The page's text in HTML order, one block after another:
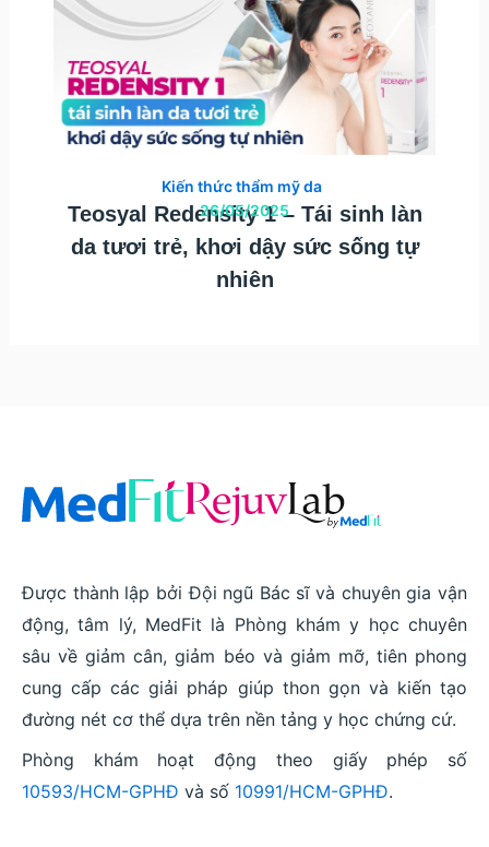
Teosyal Redensity 1 – Tái sinh làn
da tươi trẻ, khơi dậy sức sống tự
nhiên
Kiến thức thẩm mỹ da
26/05/2025
Được thành lập bởi Đội ngũ Bác sĩ và chuyên gia vận
động, tâm lý, MedFit là Phòng khám y học chuyên
sâu về giảm cân, giảm béo và giảm mỡ, tiên phong
cung cấp các giải pháp giúp thon gọn và kiến tạo
đường nét cơ thể dựa trên nền tảng y học chứng cứ.
Phòng khám hoạt động theo giấy phép số
10593/HCM-GPHĐ và số 10991/HCM-GPHĐ.